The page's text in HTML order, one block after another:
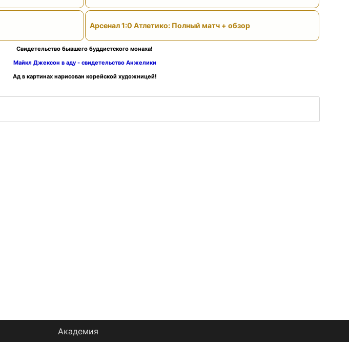
Арсенал 1:0 Атлетико: Полный матч + обзор
Свидетельство бывшего буддистского монаха!
Майкл Джексон в аду - свидетельство Анжелики
Ад в картинах нарисован корейской художницей!
Академия